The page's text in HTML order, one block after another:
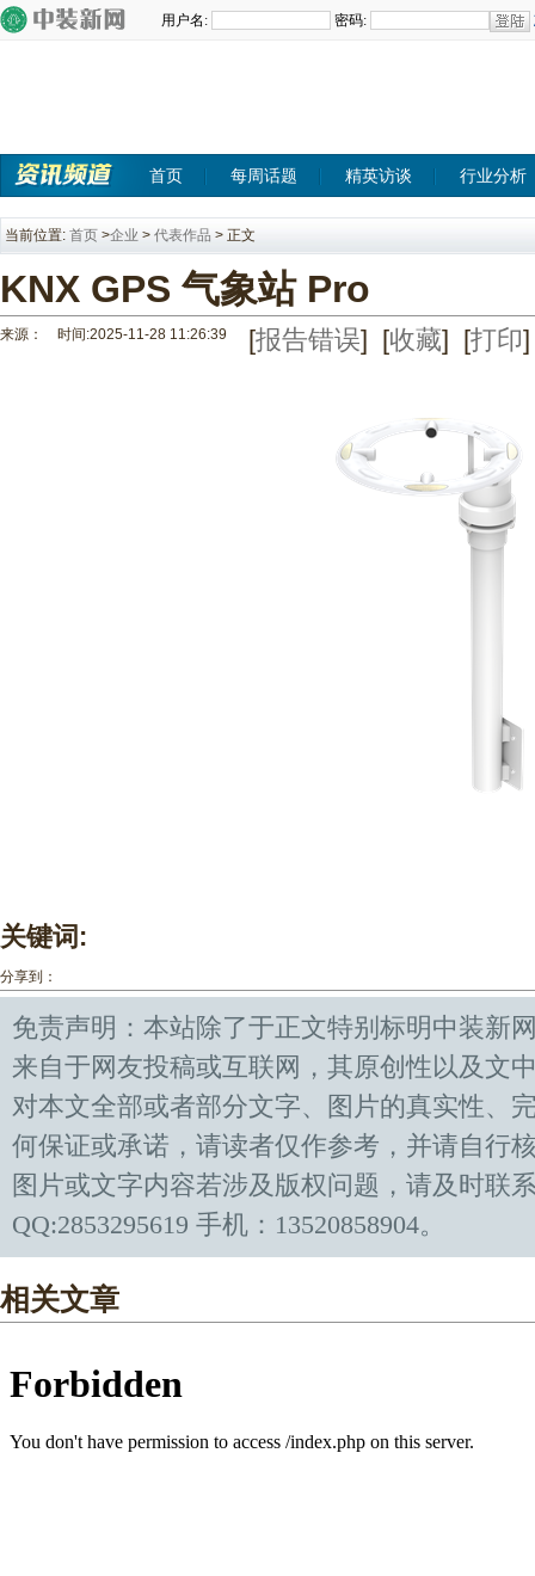
首页 每周话题 精英访谈 行业分析
当前位置: 首页 >企业 > 代表作品 > 正文
KNX GPS 气象站 Pro
来源： 时间:2025-11-28 11:26:39 [报告错误] [收藏] [打印]
关键词:
分享到：
免责声明：本站除了于正文特别标明中装新
来自于网友投稿或互联网，其原创性以及文
对本文全部或者部分文字、图片的真实性、
何保证或承诺，请读者仅作参考，并请自行
图片或文字内容若涉及版权问题，请及时联
QQ:2853295619 手机：13520858904。
相关文章